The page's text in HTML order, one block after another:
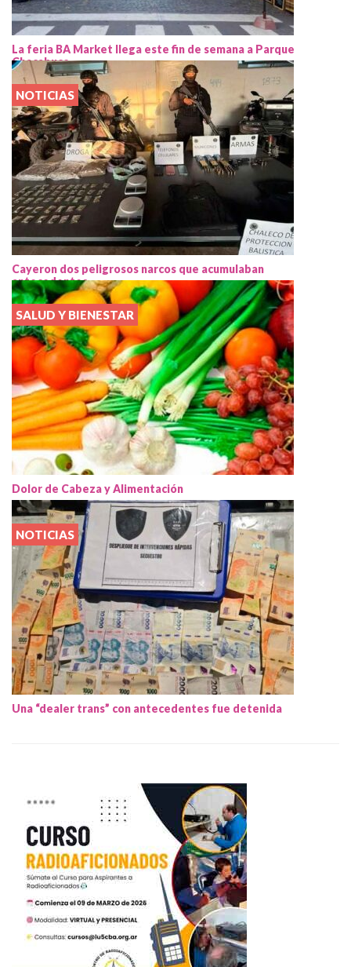
La feria BA Market llega este fin de semana a Parque
Chacabuco
NOTICIAS
Cayeron dos peligrosos narcos que acumulaban
antecedentes
SALUD Y BIENESTAR
Dolor de Cabeza y Alimentación
NOTICIAS
Una “dealer trans” con antecedentes fue detenida